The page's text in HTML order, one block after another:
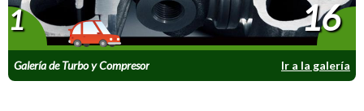
Galería de Turbo y Compresor Ir a la galería
1 16